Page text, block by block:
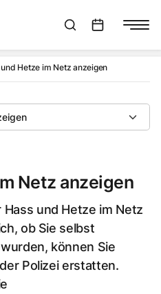
Wetter in GeraSuchleiste anzeigen
und Hetze im Netz anzeigen
Netz anzeigen
und Hetze im Netz
ob Sie selbst
können Sie
Polizei erstatten.